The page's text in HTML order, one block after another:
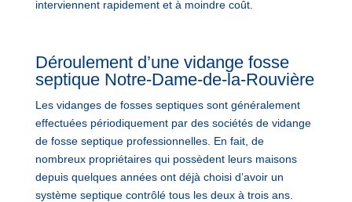
interviennent rapidement et à moindre coût.
Déroulement d’une vidange fosse
septique Notre-Dame-de-la-Rouvière
Les vidanges de fosses septiques sont généralement
effectuées périodiquement par des sociétés de vidange
de fosse septique professionnelles. En fait, de
nombreux propriétaires qui possèdent leurs maisons
depuis quelques années ont déjà choisi d’avoir un
système septique contrôlé tous les deux à trois ans.